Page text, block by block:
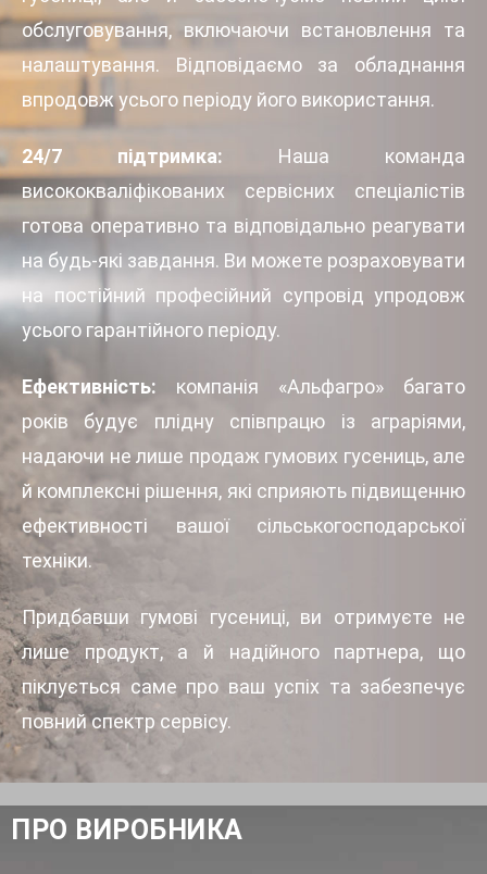
обслуговування, включаючи встановлення та
налаштування. Відповідаємо за обладнання
впродовж усього періоду його використання.
24/7 підтримка: Наша команда
висококваліфікованих сервісних спеціалістів
готова оперативно та відповідально реагувати
на будь-які завдання. Ви можете розраховувати
на постійний професійний супровід упродовж
усього гарантійного періоду.
Ефективність: компанія «Альфагро» багато
років будує плідну співпрацю із аграріями,
надаючи не лише продаж гумових гусениць, але
й комплексні рішення, які сприяють підвищенню
ефективності вашої сільськогосподарської
техніки.
Придбавши гумові гусениці, ви отримуєте не
лише продукт, а й надійного партнера, що
піклується саме про ваш успіх та забезпечує
повний спектр сервісу.
ПРО ВИРОБНИКА